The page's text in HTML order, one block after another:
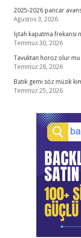
2025-2026 pancar
Ağustos 3, 2026
İştah kapatma frekansı
Temmuz 30, 2026
Tavuktan horoz olur mu
Temmuz 28, 2026
Batık gemi söz müzik
Temmuz 25, 2026